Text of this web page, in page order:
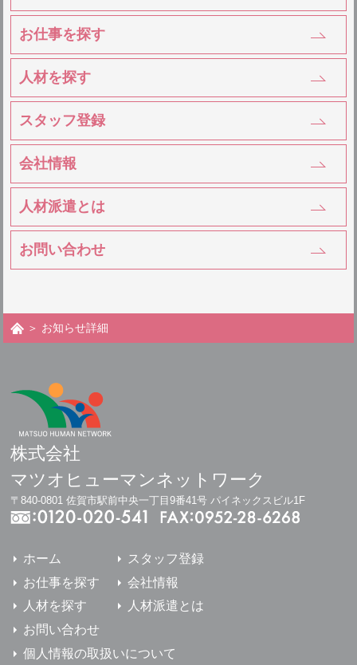
お仕事を探す
人材を探す
スタッフ登録
会社情報
人材派遣とは
お問い合わせ
＞ お知らせ詳細
株式会社
マツオヒューマンネットワーク
〒840-0801 佐賀市駅前中央一丁目9番41号 パイネックスビル1F
ホーム
お仕事を探す
人材を探す
スタッフ登録
会社情報
人材派遣とは
お問い合わせ
個人情報の取扱いについて